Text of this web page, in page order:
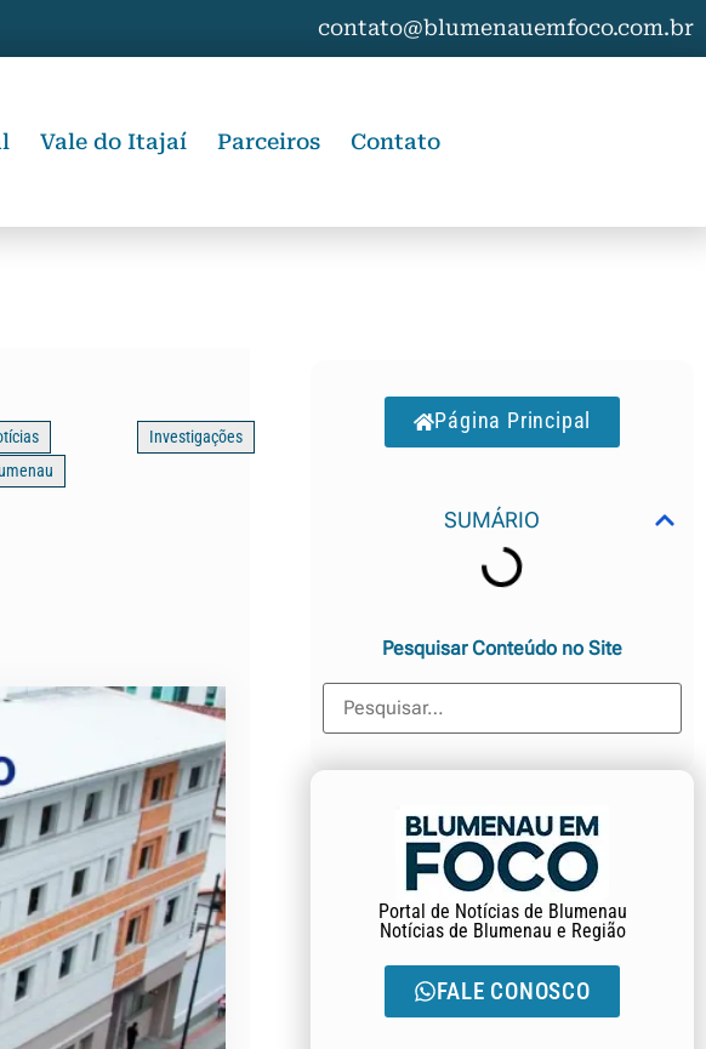
contato@blumenauemfoco.com.br
Vale do Itajaí Parceiros Contato
Investigações
Página Principal
SUMÁRIO
Pesquisar Conteúdo no Site
Portal de Notícias de Blumenau
Notícias de Blumenau e Região
FALE CONOSCO